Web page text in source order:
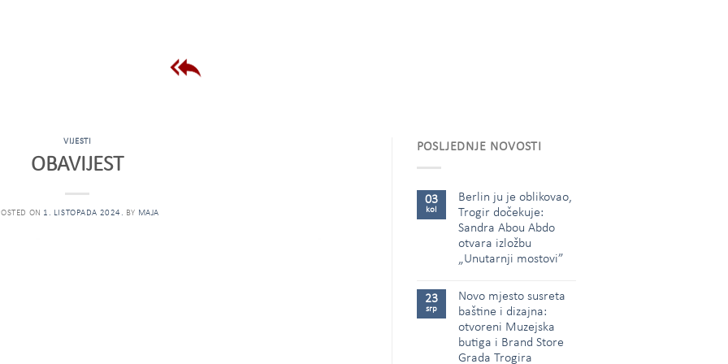
VIJESTI
OBAVIJEST
ON 1. LISTOPADA 2024. BY MAJA
POSLJEDNJE NOVOSTI
03
kol
Berlin ju je oblikovao,
Trogir dočekuje:
Sandra Abou Abdo
otvara izložbu
„Unutarnji mostovi”
23
srp
Novo mjesto susreta
baštine i dizajna:
otvoreni Muzejska
butiga i Brand Store
Grada Trogira